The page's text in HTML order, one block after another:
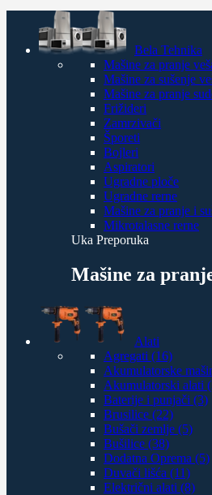
Bela Tehnika
Mašine za pranje
Mašine za sušenje
Mašine za pranje
Frižideri
Zamrzivači
Šporeti
Bojleri
Aspiratori
Ugradne ploče
Ugradne rerne
Mašine za pranje i
Mikrotalasne rerne
Uka Preporuka
Mašine za
Alati
Agregati (16)
Akumulatorske
Akumulatorski alati
Baterije i punjači (3)
Brusilice (22)
Bušači zemlje (5)
Bušilice (38)
Dodatna Oprema (5)
Duvači lišća (11)
Električni alati (8)